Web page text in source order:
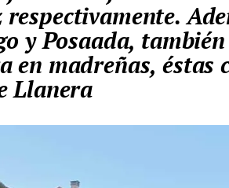
y Posaada,
en madreñas, éstas
Llanera